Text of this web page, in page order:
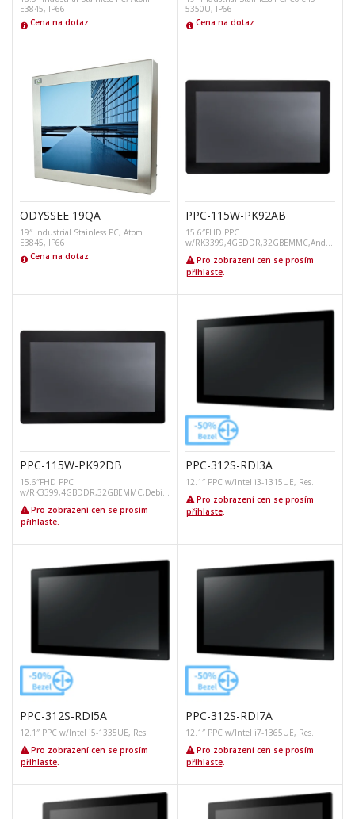
E3845, IP66
Cena na dotaz
5350U, IP66
Cena na dotaz
ODYSSEE 19QA
19″ Industrial Stainless PC, Atom
E3845, IP66
Cena na dotaz
PPC-115W-PK92AB
15.6″FHD PPC
w/RK3399,4GBDDR,32GBEMMC,Androi
Pro zobrazení cen se prosím
přihlaste.
PPC-115W-PK92DB
15.6″FHD PPC
w/RK3399,4GBDDR,32GBEMMC,Debia
n11
Pro zobrazení cen se prosím
přihlaste.
PPC-312S-RDI3A
12.1″ PPC w/Intel i3-1315UE, Res.
Pro zobrazení cen se prosím
přihlaste.
PPC-312S-RDI5A
12.1″ PPC w/Intel i5-1335UE, Res.
Pro zobrazení cen se prosím
přihlaste
PPC-312S-RDI7A
12.1″ PPC w/Intel i7-1365UE, Res.
Pro zobrazení cen se prosím
přihlaste.